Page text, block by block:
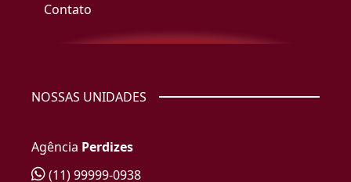
Contato
NOSSAS UNIDADES
Agência Perdizes
(11) 99999-0938